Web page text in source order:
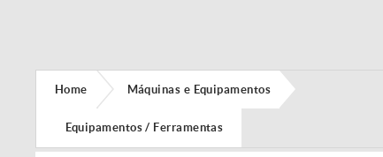
Home Máquinas e Equipamentos
Equipamentos / Ferramentas